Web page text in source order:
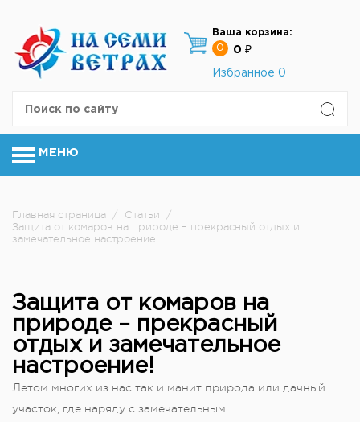
Ваша корзина:
0
0 ₽
Избранное 0
МЕНЮ
Главная страница / Статьи
/
Защита от комаров на природе – прекрасный отдых и
замечательное настроение!
Защита от комаров на
природе – прекрасный
отдых и замечательное
настроение!
Летом многих из нас так и манит природа или дачный
участок, где наряду с замечательным